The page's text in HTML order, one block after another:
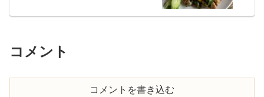
コメント
コメントを書き込む